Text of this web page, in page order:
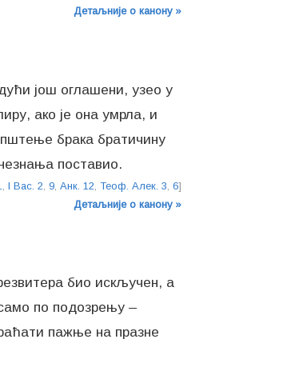
Детаљније о канону »
још оглашени, узео у
ако је она умрла, и
брака братичину
поставио.
I Вас. 2 9 Анк. 12 Теоф. Алек. 3 6]
Детаљније о канону »
био искључен, а
по подозрењу –
пажње на празне